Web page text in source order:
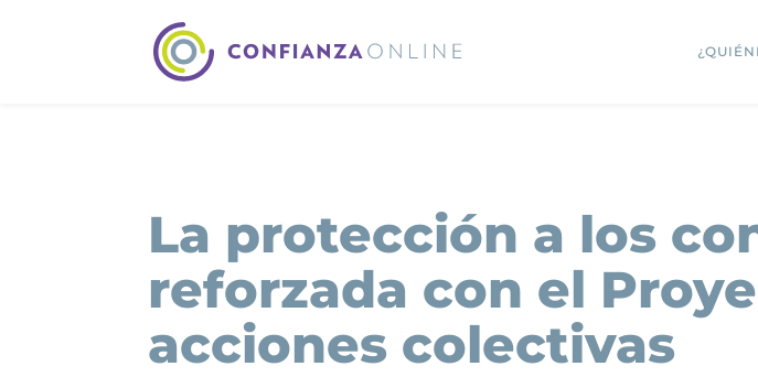
La protección a los
reforzada con el
acciones colectivas